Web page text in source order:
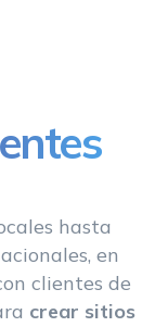
hasta
en
clientes de
crear sitios